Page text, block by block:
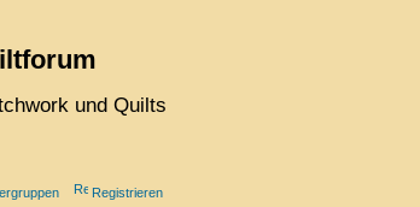
und Quilts
Registrieren